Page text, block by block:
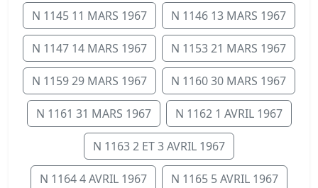
N 1145 11 MARS 1967 N 1146 13 MARS 1967
N 1147 14 MARS 1967 N 1153 21 MARS 1967
N 1159 29 MARS 1967 N 1160 30 MARS 1967
N 1161 31 MARS 1967 N 1162 1 AVRIL 1967
N 1163 2 ET 3 AVRIL 1967
N 1164 4 AVRIL 1967 N 1165 5 AVRIL 1967